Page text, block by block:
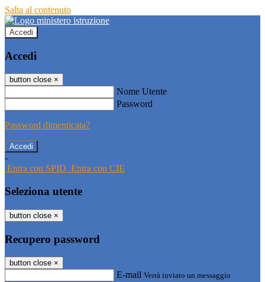
Salta al contenuto
Accedi
Accedi
button close ×
Nome Utente
Password
Password dimenticata?
-
Entra con SPID Entra con CIE
Seleziona utente
button close ×
Recupero password
button close ×
E-mail Verrà inviato un messaggio